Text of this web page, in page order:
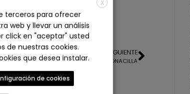
SIGUIENTE
CERTIFICACION DE OBRAS EN LA MONACILLA
X
terceros para ofrecer
web y llevar un análisis
click en "aceptar" usted
de nuestras cookies.
que desea instalar.
de cookies